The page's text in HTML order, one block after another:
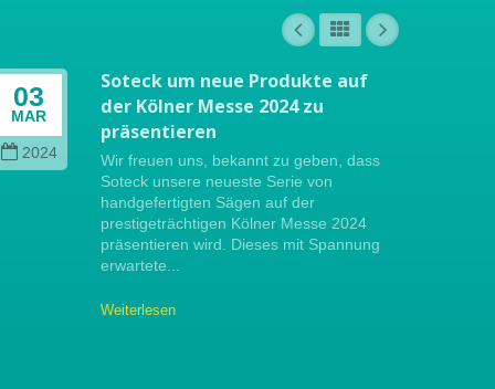
03
MAR
2024
Soteck um neue Produkte auf
der Kölner Messe 2024 zu
präsentieren
Wir freuen uns, bekannt zu geben, dass
Soteck unsere neueste Serie von
handgefertigten Sägen auf der
prestigeträchtigen Kölner Messe 2024
präsentieren wird. Dieses mit Spannung
erwartete...
Weiterlesen